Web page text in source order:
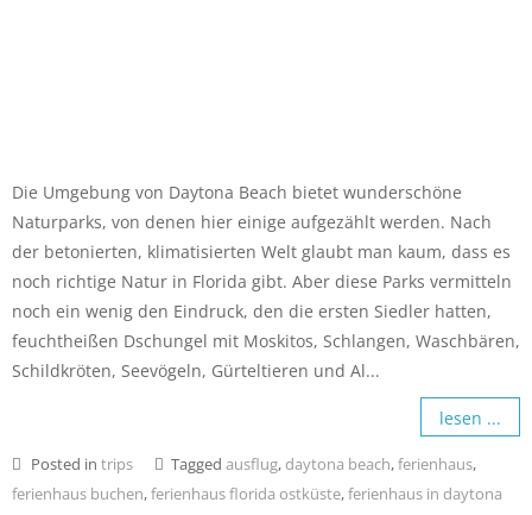
Die Umgebung von Daytona Beach bietet wunderschöne
Naturparks, von denen hier einige aufgezählt werden. Nach
der betonierten, klimatisierten Welt glaubt man kaum, dass es
noch richtige Natur in Florida gibt. Aber diese Parks vermitteln
noch ein wenig den Eindruck, den die ersten Siedler hatten,
feuchtheißen Dschungel mit Moskitos, Schlangen, Waschbären,
Schildkröten, Seevögeln, Gürteltieren und Al...
lesen ...
Posted in trips Tagged ausflug,daytona beach,ferienhaus,
ferienhaus buchen,ferienhaus florida ostküste,ferienhaus in daytona